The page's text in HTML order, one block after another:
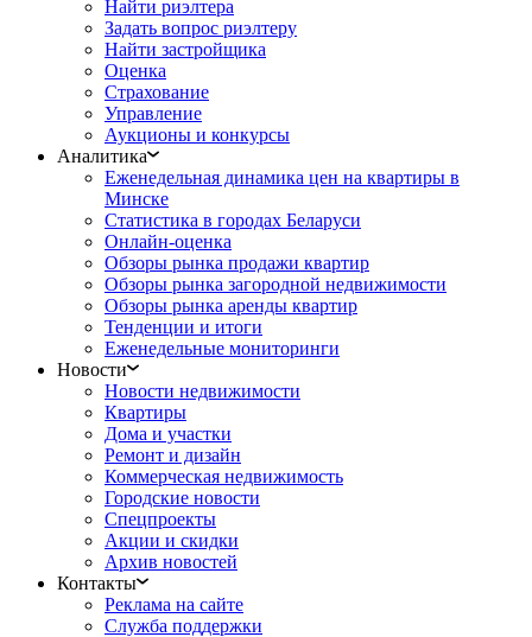
Найти риэлтера
Задать вопрос риэлтеру
Найти застройщика
Оценка
Страхование
Управление
Аукционы и конкурсы
Аналитика
Еженедельная динамика цен на квартиры в
Минске
Статистика в городах Беларуси
Онлайн-оценка
Обзоры рынка продажи квартир
Обзоры рынка загородной недвижимости
Обзоры рынка аренды квартир
Тенденции и итоги
Еженедельные мониторинги
Новости
Новости недвижимости
Квартиры
Дома и участки
Ремонт и дизайн
Коммерческая недвижимость
Городские новости
Спецпроекты
Акции и скидки
Архив новостей
Контакты
Реклама на сайте
Служба поддержки